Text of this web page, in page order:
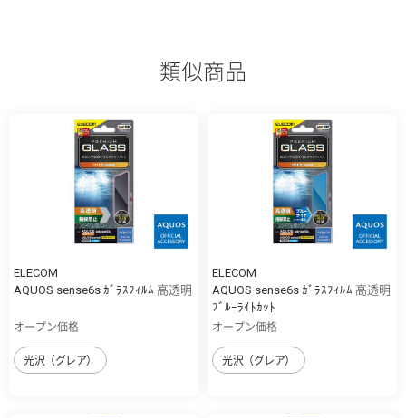
類似商品
ELECOM
AQUOS sense6s ｶﾞﾗｽﾌｨﾙﾑ 高透明
オープン価格
光沢（グレア）
ELECOM
AQUOS sense6s ｶﾞﾗｽﾌｨﾙﾑ 高透明
ﾌﾞﾙｰﾗｲﾄｶｯﾄ
オープン価格
光沢（グレア）